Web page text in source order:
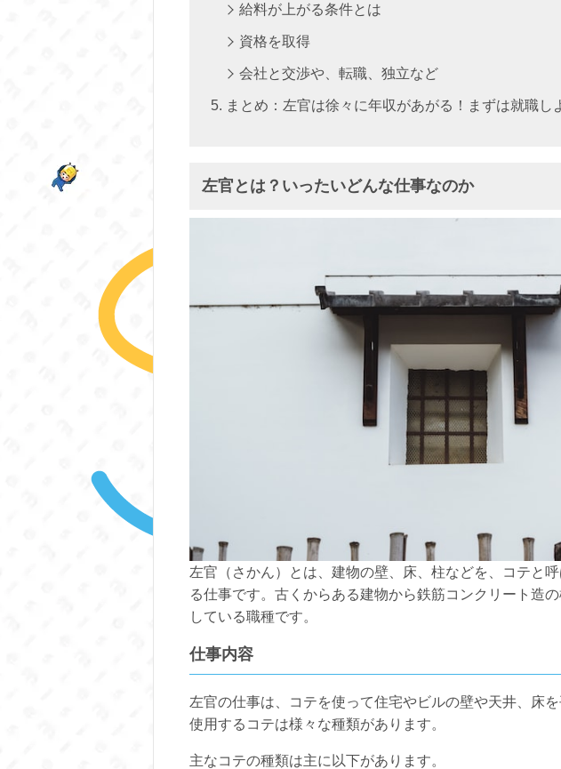
給料が上がる条件とは
資格を取得
会社と交渉や、転職、独立など
まとめ：左官は徐々に年収があがる！まずは就職し
左官とは？いったいどんな仕事なのか
左官（さかん）とは、建物の壁、床、柱などを、コテと
る仕事です。古くからある建物から鉄筋コンクリート造
している職種です。
仕事内容
左官の仕事は、コテを使って住宅やビルの壁や天井、床を
使用するコテは様々な種類があります。
主なコテの種類は主に以下があります。